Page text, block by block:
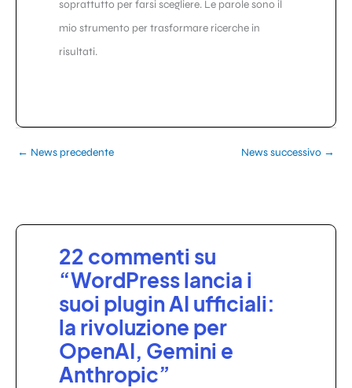
soprattutto per farsi scegliere. Le parole sono il
mio strumento per trasformare ricerche in
risultati.
← News precedente News successivo →
22 commenti su
“WordPress lancia i
suoi plugin AI ufficiali:
la rivoluzione per
OpenAI, Gemini e
Anthropic”